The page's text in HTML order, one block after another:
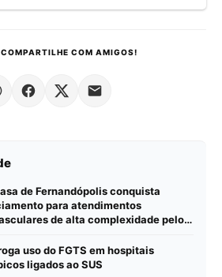
COM AMIGOS!
de Fernandópolis conquista
para atendimentos
de alta complexidade pelo
uso do FGTS em hospitais
ligados ao SUS